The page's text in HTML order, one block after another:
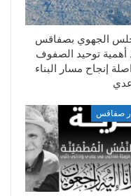
الجهوي بصفاقس
أهمية توحيد الصفوف
إنجاح مسار البناء
صفاقس